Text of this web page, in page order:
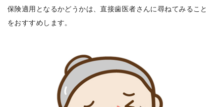
保険適用となるかどうかは、直接歯医者さんに尋ねてみること
をおすすめします。